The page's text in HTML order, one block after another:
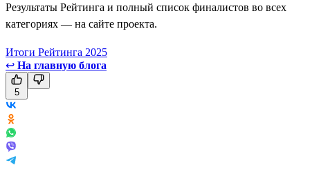
Результаты Рейтинга и полный список финалистов во всех
категориях — на сайте проекта.
Итоги Рейтинга 2025
↩ На главную блога
5